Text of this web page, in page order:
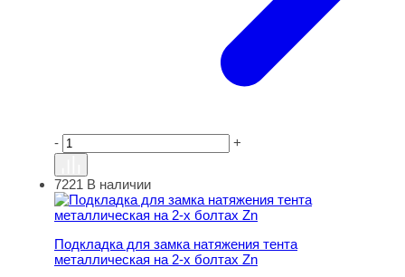
- +
Подкладка для замка натяжения тента металлическая
7221 В наличии
Подкладка для замка натяжения тента
металлическая на 2-х болтах Zn